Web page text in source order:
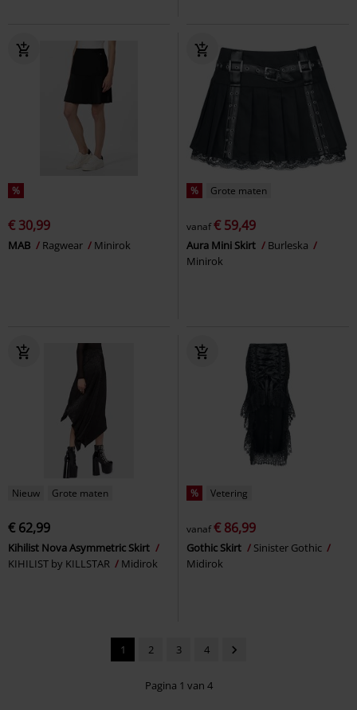
%
€ 30,99
MAB Ragwear Minirok
% Grote maten
vanaf€ 59,49
Aura Mini Skirt
Burleska
Minirok
Nieuw Grote maten
€ 62,99
Kihilist Nova Asymmetric Skirt
KIHILIST by KILLSTAR
Midirok
% Vetering
vanaf€ 86,99
Gothic Skirt
Sinister Gothic
Midirok
1 2 3 4
Pagina 1 van 4